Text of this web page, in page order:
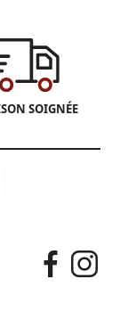
SOIGNÉE